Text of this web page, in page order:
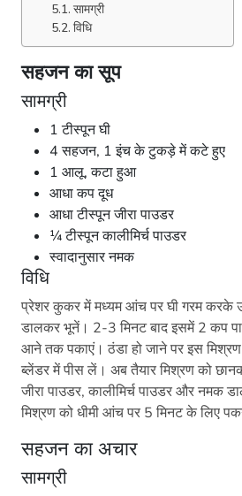
सामग्री
विधि
सहजन का सूप
सामग्री
1 टीस्पून घी
4 सहजन, 1 इंच के टुकड़े में कटे हुए
1 आलू, कटा हुआ
आधा कप दूध
आधा टीस्पून जीरा पाउडर
¼ टीस्पून कालीमिर्च पाउडर
स्वादानुसार नमक
विधि
प्रेशर कुकर में मध्यम आंच पर घी गरम
डालकर भूनें। 2-3 मिनट बाद इसमें 2 कप
आने तक पकाएं। ठंडा हो जाने पर इस
ब्लेंडर में पीस लें। अब तैयार मिश्रण को
जीरा पाउडर, कालीमिर्च पाउडर और नमक
मिश्रण को धीमी आंच पर 5 मिनट के लिए
सहजन का अचार
सामग्री